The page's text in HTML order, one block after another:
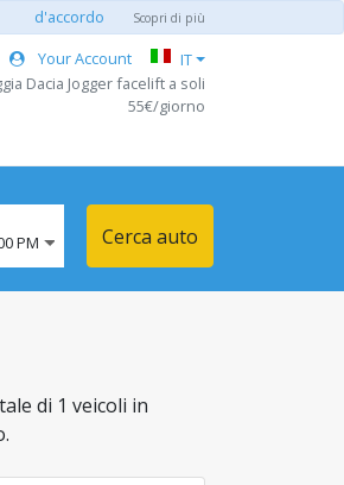
d'accordo Scopri di più
Your Account
IT
Dacia Jogger facelift a soli
55€/giorno
PM Cerca auto
di 1 veicoli in